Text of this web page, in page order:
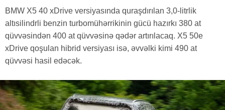
BMW X5 40 xDrive versiyasında quraşdırılan 3,0-litrlik
altısilindrli benzin turbomühərrikinin gücü hazırkı 380 at
qüvvəsindən 400 at qüvvəsinə qədər artırılacaq. X5 50e
xDrive qoşulan hibrid versiyası isə, əvvəlki kimi 490 at
qüvvəsi hasil edəcək.